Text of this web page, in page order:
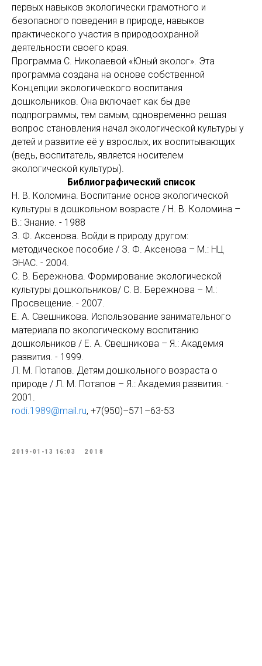
первых навыков экологически грамотного и
безопасного поведения в природе, навыков
практического участия в природоохранной
деятельности своего края.
Программа С. Николаевой «Юный эколог». Эта
программа создана на основе собственной
Концепции экологического воспитания
дошкольников. Она включает как бы две
подпрограммы, тем самым, одновременно решая
вопрос становления начал экологической культуры у
детей и развитие её у взрослых, их воспитывающих
(ведь, воспитатель, является носителем
экологической культуры).
Библиографический список
Н. В. Коломина. Воспитание основ экологической
культуры в дошкольном возрасте / Н. В. Коломина –
В.: Знание. - 1988
З. Ф. Аксенова. Войди в природу другом:
методическое пособие / З. Ф. Аксенова – М.: НЦ
ЭНАС. - 2004.
С. В. Бережнова. Формирование экологической
культуры дошкольников/ С. В. Бережнова – М.:
Просвещение. - 2007.
Е. А. Свешникова. Использование занимательного
материала по экологическому воспитанию
дошкольников / Е. А. Свешникова – Я.: Академия
развития. - 1999.
Л. М. Потапов. Детям дошкольного возраста о
природе / Л. М. Потапов – Я.: Академия развития. -
2001.
rodi.1989@mail.ru, +7(950)–571–63-53
2019-01-13 16:03 2018